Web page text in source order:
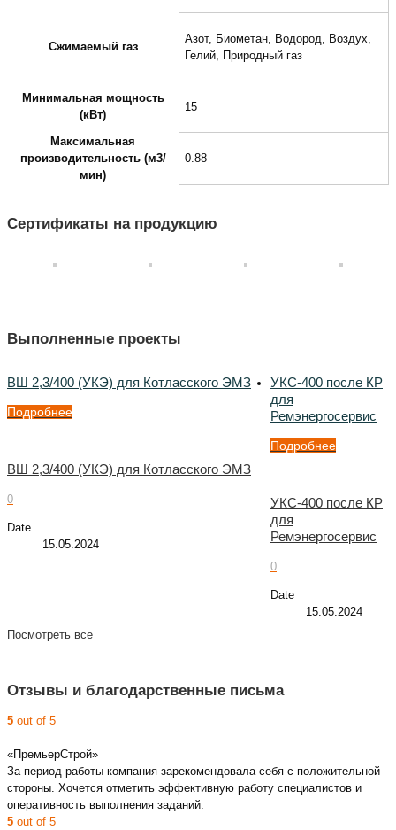
Сжимаемый газ
Азот, Биометан, Водород, Воздух,
Гелий, Природный газ
Минимальная мощность
(кВт)
15
Максимальная
производительность (м3/
мин)
0.88
Сертификаты на продукцию
Выполненные проекты
ВШ 2,3/400 (УКЭ) для Котласского ЭМЗ
Подробнее
ВШ 2,3/400 (УКЭ) для Котласского ЭМЗ
0
Date
15.05.2024
УКС-400 после КР
для
Ремэнергосервис
Подробнее
УКС-400 после КР
для
Ремэнергосервис
0
Date
15.05.2024
Посмотреть все
Отзывы и благодарственные письма
5 out of 5
«ПремьерСтрой»
За период работы компания зарекомендовала себя с положительной
стороны. Хочется отметить эффективную работу специалистов и
оперативность выполнения заданий.
5 out of 5